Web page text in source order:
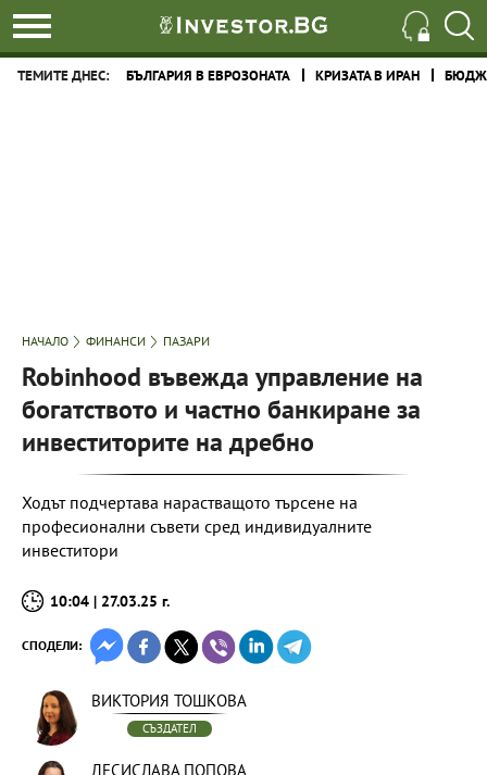
ТЕМИТЕ ДНЕС: БЪЛГАРИЯ В ЕВРОЗОНАТА КРИЗАТА В ИРАН
НАЧАЛО ФИНАНСИ ПАЗАРИ
Robinhood въвежда управление на
богатството и частно банкиране за
инвеститорите на дребно
Ходът подчертава нарастващото търсене на
професионални съвети сред индивидуалните
инвеститори
10:04 | 27.03.25 г.
СПОДЕЛИ:
ВИКТОРИЯ ТОШКОВА
СЪЗДАТЕЛ
ДЕСИСЛАВА ПОПОВА